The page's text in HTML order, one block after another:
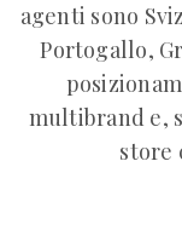
agenti sono
Portogallo,
multibrand e,
store